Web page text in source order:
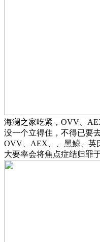
海澜之家吃紧，OVV、
没一个立得住，不得已要
OVV、AEX、、黑鲸、英
大要率会将焦点症结归罪